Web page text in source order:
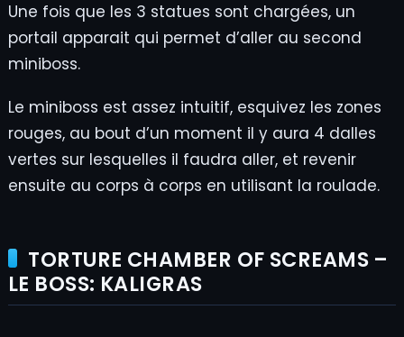
Une fois que les 3 statues sont chargées, un
portail apparait qui permet d’aller au second
miniboss.
Le miniboss est assez intuitif, esquivez les zones
rouges, au bout d’un moment il y aura 4 dalles
vertes sur lesquelles il faudra aller, et revenir
ensuite au corps à corps en utilisant la roulade.
TORTURE CHAMBER OF SCREAMS –
LE BOSS: KALIGRAS